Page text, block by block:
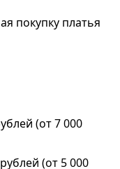
покупку платья
(от 7 000
(от 5 000